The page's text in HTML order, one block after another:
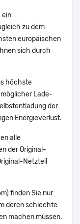
ein
zu dem
europäischen
sich durch
höchste
Lade-
der
Energieverlust.
alle
der Original-
Netzteil
finden Sie nur
deren schlechte
machen müssen.